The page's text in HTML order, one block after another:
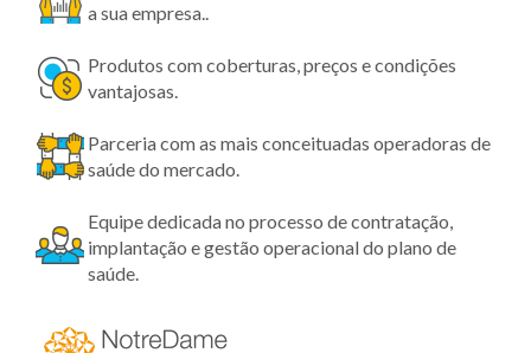
a sua empresa..
Produtos com coberturas, preços e condições
vantajosas.
Parceria com as mais conceituadas operadoras de
saúde do mercado.
Equipe dedicada no processo de contratação,
implantação e gestão operacional do plano de
saúde.